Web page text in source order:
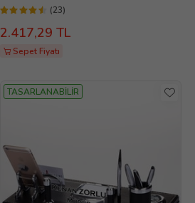
(23)
2.417,29 TL
Sepet Fiyatı
TASARLANABİLİR